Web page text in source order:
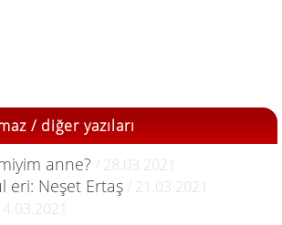
/ diğer yazıları
anne? / 28.03.2021
eri: Neşet Ertaş/ 21.03.2021